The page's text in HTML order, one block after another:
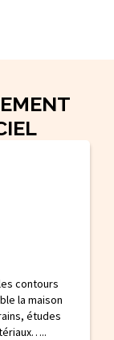
contours
la maison
études